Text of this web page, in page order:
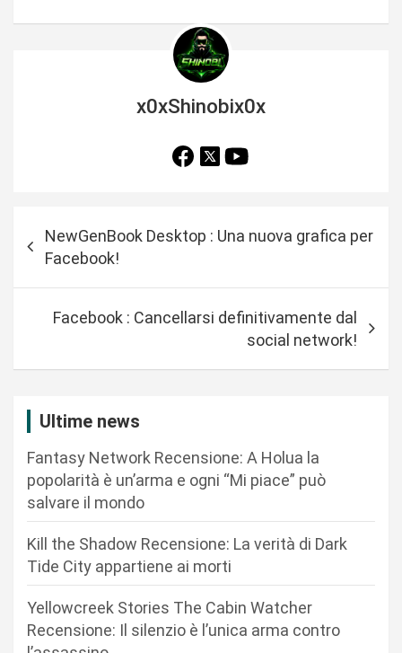
x0xShinobix0x
a
NewGenBook Desktop : Una nuova grafica per
Facebook!
Facebook : Cancellarsi definitivamente dal
social network!
Ultime news
Fantasy Network Recensione: A Holua la
popolarità è un’arma e ogni “Mi piace” può
salvare il mondo
Kill the Shadow Recensione: La verità di Dark
Tide City appartiene ai morti
Yellowcreek Stories The Cabin Watcher
Recensione: Il silenzio è l’unica arma contro